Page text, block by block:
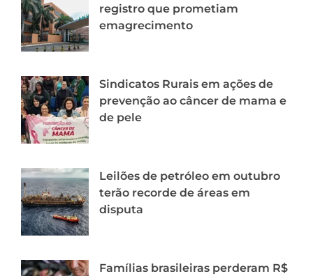
registro que prometiam
emagrecimento
Sindicatos Rurais em ações de
prevenção ao câncer de mama e
de pele
Leilões de petróleo em outubro
terão recorde de áreas em
disputa
Famílias brasileiras perderam R$